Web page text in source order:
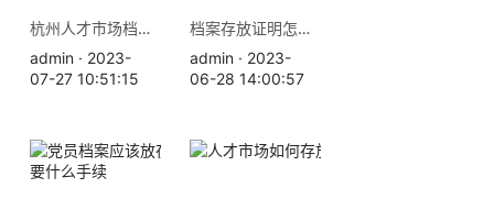
杭州人才市场档案存放地址 档案托管查询
admin · 2023-
07-27 10:51:15
档案存放证明怎么开，材料及办理流程
admin · 2023-
06-28 14:00:57